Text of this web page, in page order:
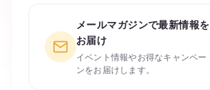
メールマガジンで最新情報を
お届け
イベント情報やお得なキャンペー
ンをお届けします。